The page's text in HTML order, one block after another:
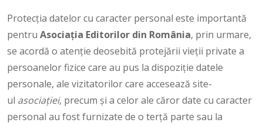
Protecția datelor cu caracter personal este importantă
pentru Asociaţia Editorilor din România, prin urmare,
se acordă o atenție deosebită protejării vieții private a
persoanelor fizice care au pus la dispoziție datele
personale, ale vizitatorilor care accesează site-
ul asociaţiei, precum și a celor ale căror date cu caracter
personal au fost furnizate de o terță parte sau la